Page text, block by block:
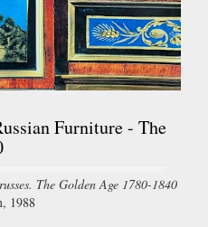
Furniture - The
The Golden Age 1780-1840
1988